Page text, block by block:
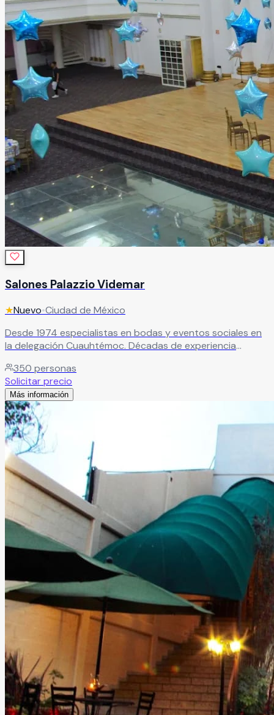
Salones Palazzio Videmar
★Nuevo•Ciudad de México
Desde 1974 especialistas en bodas y eventos sociales en
la delegación Cuauhtémoc. Décadas de experiencia
primer nivel.Leer más
350 personas
Solicitar precio
Más información